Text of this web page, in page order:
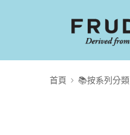
首頁 📚按系列分類